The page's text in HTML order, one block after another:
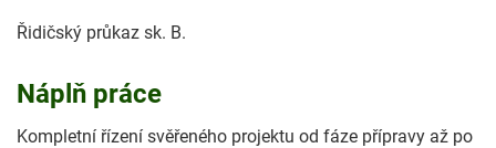
Řidičský průkaz sk. B.
Náplň práce
Kompletní řízení svěřeného projektu od fáze přípravy až po